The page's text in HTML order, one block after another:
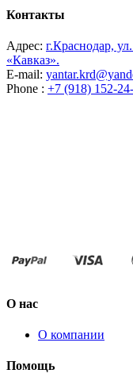
Контакты
Адрес: г.Краснодар,
«Кавказ».
E-mail:
Phone : +7 (918) 152-
О нас
О компании
Помощь